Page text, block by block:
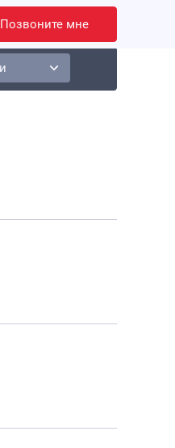
Позвоните мне